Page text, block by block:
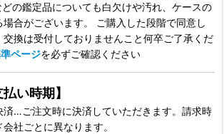
どの鑑定品についても白欠けや汚れ、ケースの
合がございます。 ご購入した段階で同意し
交換は受付しておりませんこと何卒ご了承くだ
ページを必ずご確認ください
い時期】
済…ご注文時に決済していただきます。請求時
社ごとに異なります。